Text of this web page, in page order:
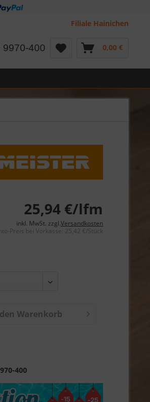
Filiale Hainichen
9970-400 0,00 €
25,94 €/lfm
inkl. MwSt. zzgl.Versandkosten
Preis bei Vorkasse: 25,42 €/Stück
Warenkorb
400